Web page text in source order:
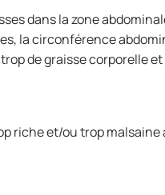
dans la zone
la circonférence
de graisse corporelle
riche et/ou trop malsaine